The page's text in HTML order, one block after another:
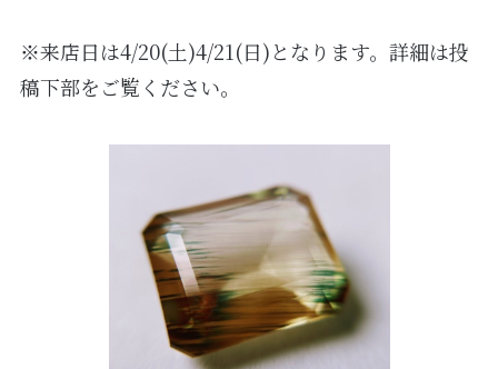
※来店日は4/20(土)4/21(日)となります。詳細は投
稿下部をご覧ください。